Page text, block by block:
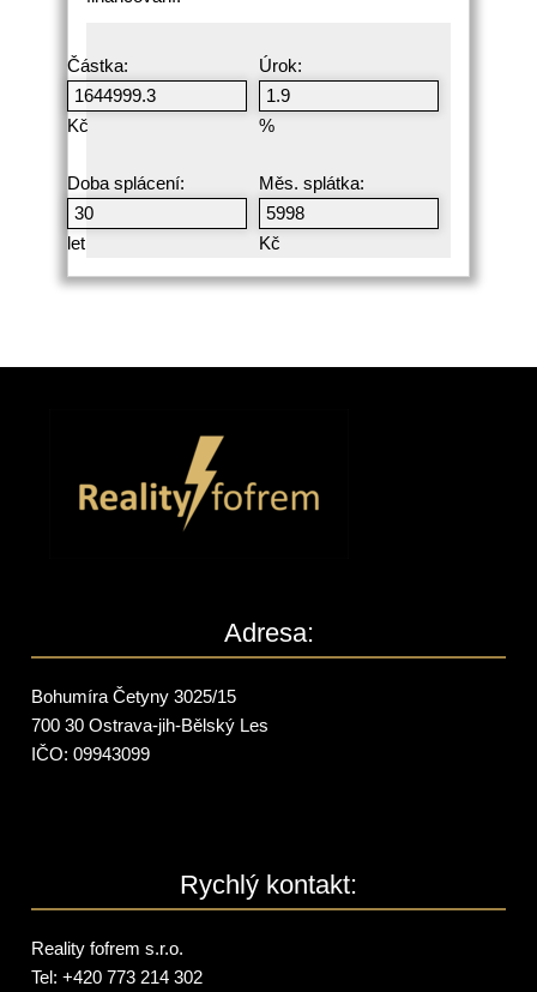
Částka:
Kč
Úrok:
%
Doba splácení:
let
Měs. splátka:
Kč
Adresa:
Bohumíra Četyny 3025/15
700 30 Ostrava-jih-Bělský Les
IČO: 09943099
Rychlý kontakt:
Reality fofrem s.r.o.
Tel: +420 773 214 302